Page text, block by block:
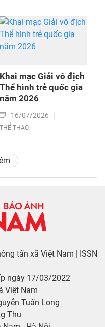
Khai mạc Giải vô địch
Thể hình trẻ quốc gia
năm 2026
16/07/2026
THỂ THAO
tấn xã Việt Nam | ISSN
ngày 17/03/2022
Việt Nam
Tuấn Long
Thu